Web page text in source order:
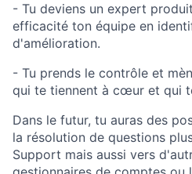
- Tu deviens un expert
efficacité ton équipe en
d'amélioration.
- Tu prends le contrôle et
qui te tiennent à cœur et qui
Dans le futur, tu auras des
la résolution de questions
Support mais aussi vers